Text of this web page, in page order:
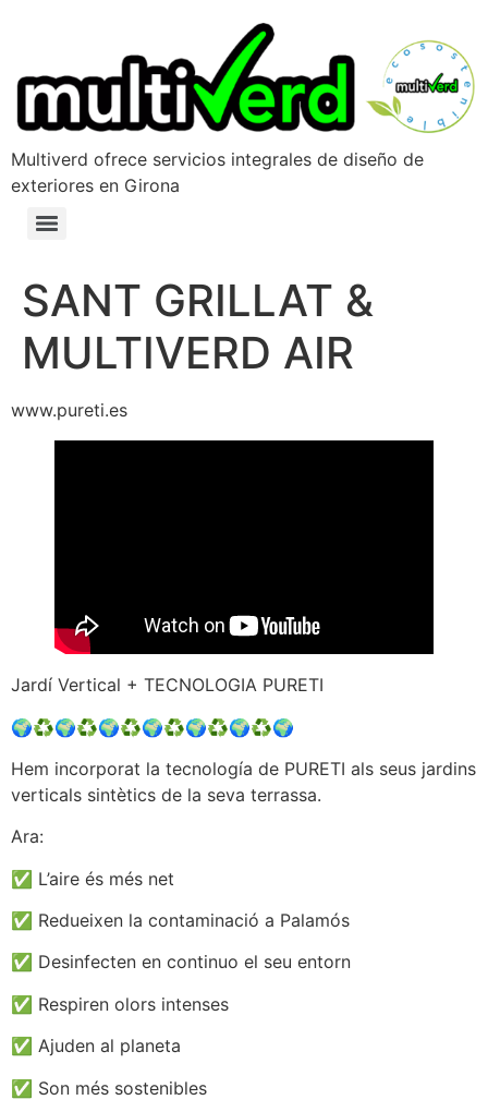
Multiverd ofrece servicios integrales de diseño de
exteriores en Girona
SANT GRILLAT &
MULTIVERD AIR
www.pureti.es
Jardí Vertical + TECNOLOGIA PURETI
🌍♻️🌍♻️🌍♻️🌍♻️🌍♻️🌍♻️🌍
Hem incorporat la tecnología de PURETI als seus jardins
verticals sintètics de la seva terrassa.
Ara:
✅️ L’aire és més net
✅️ Redueixen la contaminació a Palamós
✅️ Desinfecten en continuo el seu entorn
✅️ Respiren olors intenses
✅️ Ajuden al planeta
✅️ Son més sostenibles